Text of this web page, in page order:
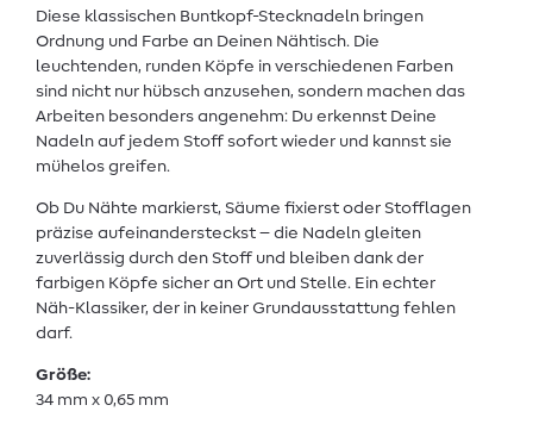
Diese klassischen Buntkopf-Stecknadeln bringen
Ordnung und Farbe an Deinen Nähtisch. Die
leuchtenden, runden Köpfe in verschiedenen Farben
sind nicht nur hübsch anzusehen, sondern machen das
Arbeiten besonders angenehm: Du erkennst Deine
Nadeln auf jedem Stoff sofort wieder und kannst sie
mühelos greifen.
Ob Du Nähte markierst, Säume fixierst oder Stofflagen
präzise aufeinandersteckst – die Nadeln gleiten
zuverlässig durch den Stoff und bleiben dank der
farbigen Köpfe sicher an Ort und Stelle. Ein echter
Näh-Klassiker, der in keiner Grundausstattung fehlen
darf.
Größe:
34 mm x 0,65 mm